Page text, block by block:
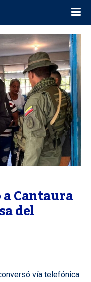
Cantaura
del
vía telefónica